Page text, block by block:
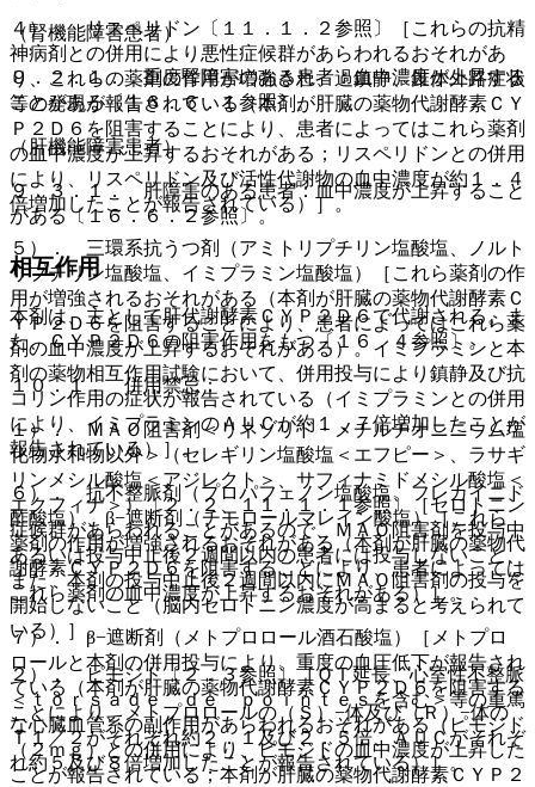
４）． リスペリドン〔１１．１．２参照〕［これらの抗精
神病剤との併用により悪性症候群があらわれるおそれがあ
り、これらの薬剤の作用が増強され、過鎮静、錐体外路症状
等の発現が報告されている（本剤が肝臓の薬物代謝酵素ＣＹ
Ｐ２Ｄ６を阻害することにより、患者によってはこれら薬剤
の血中濃度が上昇するおそれがある；リスペリドンとの併用
により、リスペリドン及び活性代謝物の血中濃度が約１．４
倍増加したことが報告されている）］。
５）． 三環系抗うつ剤（アミトリプチリン塩酸塩、ノルト
リプチリン塩酸塩、イミプラミン塩酸塩）［これら薬剤の作
用が増強されるおそれがある（本剤が肝臓の薬物代謝酵素Ｃ
ＹＰ２Ｄ６を阻害することにより、患者によってはこれら薬
剤の血中濃度が上昇するおそれがある）。イミプラミンと本
剤の薬物相互作用試験において、併用投与により鎮静及び抗
コリン作用の症状が報告されている（イミプラミンとの併用
により、イミプラミンのＡＵＣが約１．７倍増加したことが
報告されている）］。
６）． 抗不整脈剤（プロパフェノン塩酸塩、フレカイニド
酢酸塩）、β−遮断剤（チモロールマレイン酸塩）［これら
薬剤の作用が増強されるおそれがある（本剤が肝臓の薬物代
謝酵素ＣＹＰ２Ｄ６を阻害することにより、患者によっては
これら薬剤の血中濃度が上昇するおそれがある）］。
７）． β−遮断剤（メトプロロール酒石酸塩）［メトプロ
ロールと本剤の併用投与により、重度の血圧低下が報告され
ている（本剤が肝臓の薬物代謝酵素ＣＹＰ２Ｄ６を阻害する
ことにより、メトプロロールの（Ｓ）−体及び（Ｒ）−体の
Ｔ１／２がそれぞれ約２．１及び２．５倍、ＡＵＣがそれぞ
れ約５及び８倍増加したことが報告されている）］。
（腎機能障害患者）
９．２．１． 重度腎障害のある患者：血中濃度が上昇する
ことがある〔１６．６．１参照〕。
（肝機能障害患者）
９．３．１． 肝障害のある患者：血中濃度が上昇すること
がある〔１６．６．２参照〕。
相互作用
本剤は、主として肝代謝酵素ＣＹＰ２Ｄ６で代謝される。ま
た、ＣＹＰ２Ｄ６の阻害作用をもつ〔１６．４参照〕。
１０．１． 併用禁忌：
１）． ＭＡＯ阻害剤＜リネゾリド・メチルチオニニウム塩
化物水和物以外＞（セレギリン塩酸塩＜エフピー＞、ラサギ
リンメシル酸塩＜アジレクト＞、サフィナミドメシル酸塩＜
エクフィナ＞）〔２．２、１１．１．１参照〕［セロトニン
症候群があらわれることがあるので、ＭＡＯ阻害剤を投与中
あるいは投与中止後２週間以内の患者には投与しないこと、
また、本剤の投与中止後２週間以内にＭＡＯ阻害剤の投与を
開始しないこと（脳内セロトニン濃度が高まると考えられて
いる）］。
２）． ピモジド〔２．３参照〕［ＱＴ延長、心室性不整脈
＜ｔｏｒｓａｄｅ ｄｅ ｐｏｉｎｔｅｓを含む＞等の重篤
な心臓血管系の副作用があらわれるおそれがある（ピモジド
（２ｍｇ）との併用により、ピモジドの血中濃度が上昇した
ことが報告されている；本剤が肝臓の薬物代謝酵素ＣＹＰ２